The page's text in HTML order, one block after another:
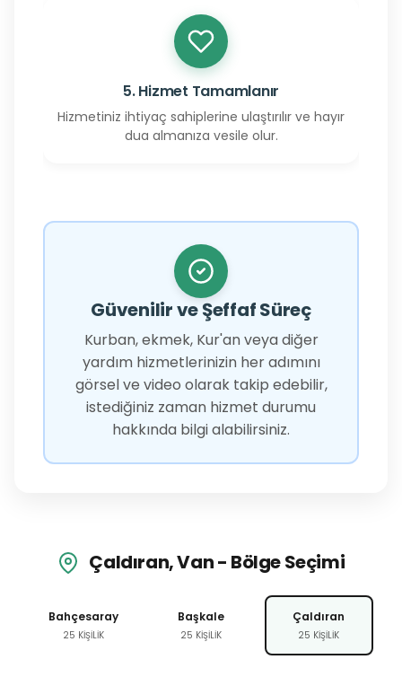
5. Hizmet Tamamlanır
Hizmetiniz ihtiyaç sahiplerine ulaştırılır ve hayır
dua almanıza vesile olur.
Güvenilir ve Şeffaf Süreç
Kurban, ekmek, Kur'an veya diğer
yardım hizmetlerinizin her adımını
görsel ve video olarak takip edebilir,
istediğiniz zaman hizmet durumu
hakkında bilgi alabilirsiniz.
Çaldıran, Van - Bölge Seçimi
Bahçesaray
25 KİŞİLİK
Başkale
25 KİŞİLİK
Çaldıran
25 KİŞİLİK